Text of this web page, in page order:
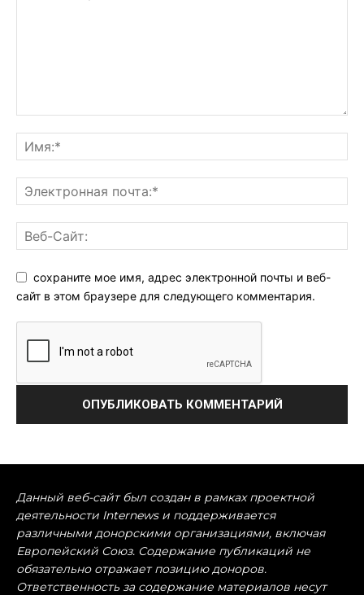
сохраните мое имя, адрес электронной почты и веб-
сайт в этом браузере для следующего комментария.
Данный веб-сайт был создан в рамках проектной
деятельности Internews и поддерживается
различными донорскими организациями, включая
Европейский Союз. Содержание публикаций не
обязательно отражает позицию доноров.
Ответственность за содержание материалов несут